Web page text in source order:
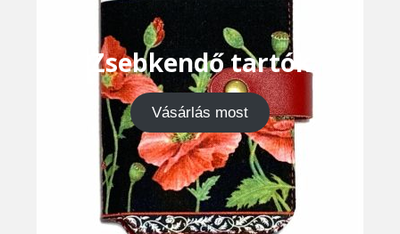
Zsebkendő tartók
Vásárlás most